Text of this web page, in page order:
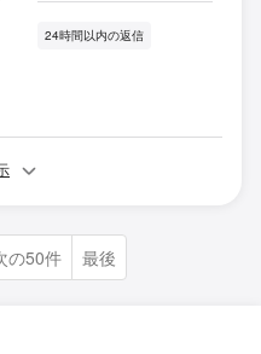
24時間以内の返信
の50件 最後